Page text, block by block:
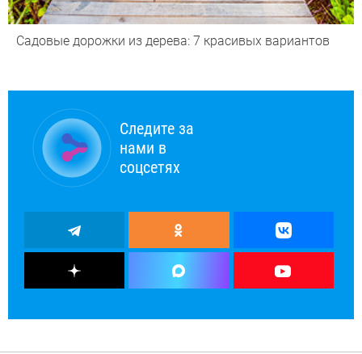
Садовые дорожки из дерева: 7 красивых вариантов
Следите за
нами в
соцсетях